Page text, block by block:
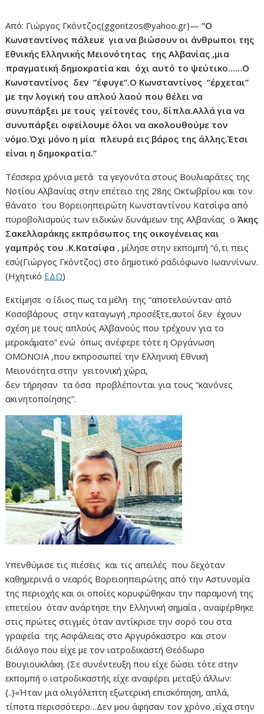
Από: Γιώργος Γκόντζος(ggontzos@yahoo.gr)—“Ο
Κωνσταντίνος πάλευε για να βιώσουν οι άνθρωποι της
Εθνικής Ελληνικής Μειονότητας της Αλβανίας ,μια
πραγματική δημοκρατία και όχι αυτό το ψεύτικο……Ο
Κωνσταντίνος δεν “έφυγε”.Ο Κωνσταντίνος “έρχεται”
με την λογική του απλού λαού που θέλει να
συνυπάρξει με τους γείτονές του, δίπλα.Αλλά για να
συνυπάρξει οφείλουμε όλοι να ακολουθούμε τον
νόμο.Όχι μόνο η μία πλευρά εις βάρος της άλλης.Έτσι
είναι η δημοκρατία.”
Τέσσερα χρόνια μετά τα γεγονότα στους Βουλιαράτες της
Νοτίου Αλβανίας στην επέτειο της 28ης Οκτωβρίου και τον
θάνατο του Βορειοηπειρώτη Κωνσταντίνου Κατσίφα από
πυροβολισμούς των ειδικών δυνάμεων της Αλβανίας οΆκης
Σακελλαράκης εκπρόσωπος της οικογένειας και
γαμπρός του .Κ.Κατσίφα , μίλησε στην εκπομπή “ό,τι πεις
εσύ(Γιώργος Γκόντζος) στο δημοτικό ραδιόφωνο Ιωαννίνων.
(Ηχητικό ΕΔΩ)
Εκτίμησε ο ίδιος πως τα μέλη της “αποτελούνταν από
Κοσοβάρους στην καταγωγή ,προσέξτε,αυτοί δεν έχουν
σχέση με τους απλούς Αλβανούς που τρέχουν για το
μεροκάματο” ενώ όπως ανέφερε τότε η Οργάνωση
ΟΜΟΝΟΙΑ ,που εκπροσωπεί την Ελληνική Εθνική
Μειονότητα στην γειτονική χώρα,
δεν τήρησαν τα όσα προβλέπονται για τους “κανόνες
ακινητοποίησης”.
Υπενθύμισε τις πιέσεις και τις απειλές που δεχόταν
καθημερινά ο νεαρός Βορειοηπειρώτης από την Αστυνομία
της περιοχής και οι οποίες κορυφώθηκαν την παραμονή της
επετείου όταν ανάρτησε την Ελληνική σημαία , αναφέρθηκε
στις πρώτες στιγμές όταν αντίκρισε την σορό του στα
γραφεία της Ασφάλειας στο Αργυρόκαστρο και στον
διάλογο που είχε με τον ιατροδικαστή Θεόδωρο
Βουγιουκλάκη. (Σε συνέντευξη που είχε δώσει τότε στην
εκπομπή ο ιατροδικαστής είχε αναφέρει μεταξύ άλλων:
{..}«Ήταν μια ολιγόλεπτη εξωτερική επισκόπηση, απλά,
τίποτα περισσότερο…Δεν μου άφησαν τον χρόνο ,είχα στην